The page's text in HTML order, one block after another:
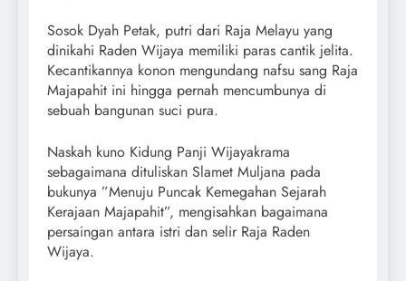
Sosok Dyah Petak, putri dari Raja Melayu yang
dinikahi Raden Wijaya memiliki paras cantik jelita.
Kecantikannya konon mengundang nafsu sang Raja
Majapahit ini hingga pernah mencumbunya di
sebuah bangunan suci pura.
Naskah kuno Kidung Panji Wijayakrama
sebagaimana dituliskan Slamet Muljana pada
bukunya ”Menuju Puncak Kemegahan Sejarah
Kerajaan Majapahit”, mengisahkan bagaimana
persaingan antara istri dan selir Raja Raden
Wijaya.